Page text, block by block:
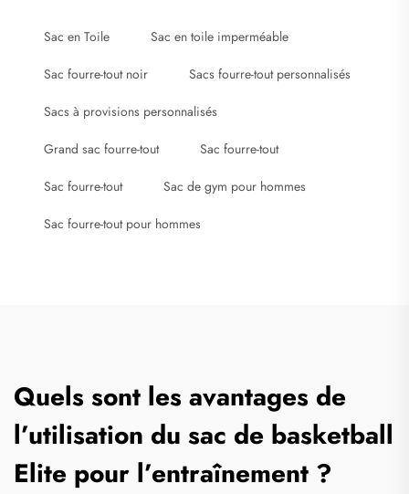
Sac en Toile Sac en toile imperméable
Sac fourre-tout noir Sacs fourre-tout personnalisés
Sacs à provisions personnalisés
Grand sac fourre-tout Sac fourre-tout
Sac fourre-tout Sac de gym pour hommes
Sac fourre-tout pour hommes
Quels sont les avantages de
l’utilisation du sac de basketball
Elite pour l’entraînement ?